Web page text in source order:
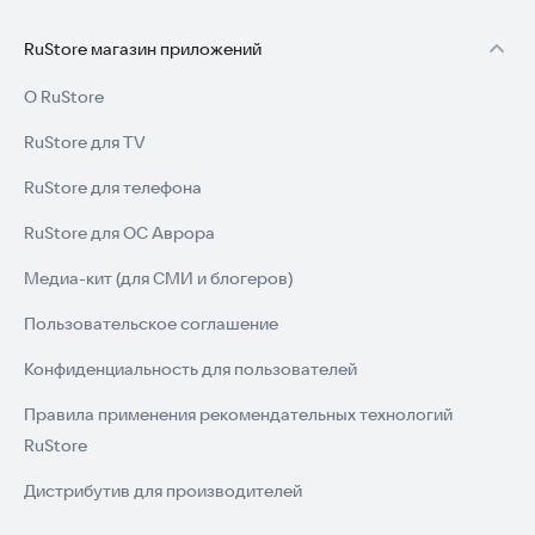
доставка пассажиров через шторм и турбулентность,
преодоление препятствий в пилотаже. Соревнование за
звание лучшего пилота мира уже началось.
Продемонстрируйте навыки, чтобы получить звание
командира авиакомпании.
Попробуйте симулятор прямо сейчас и станьте лучшим
RuStore магазин приложений
О RuStore
RuStore для TV
RuStore для телефона
RuStore для ОС Аврора
Медиа-кит (для СМИ и блогеров)
Пользовательское соглашение
Конфиденциальность для пользователей
Правила применения рекомендательных технологий
RuStore
Дистрибутив для производителей